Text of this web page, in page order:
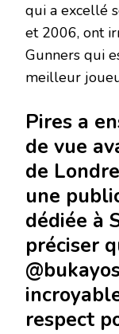
qui a excellé
et 2006, ont
Gunners qui
meilleur
Pires a
de vue
de
une
dédiée à
préciser
respect